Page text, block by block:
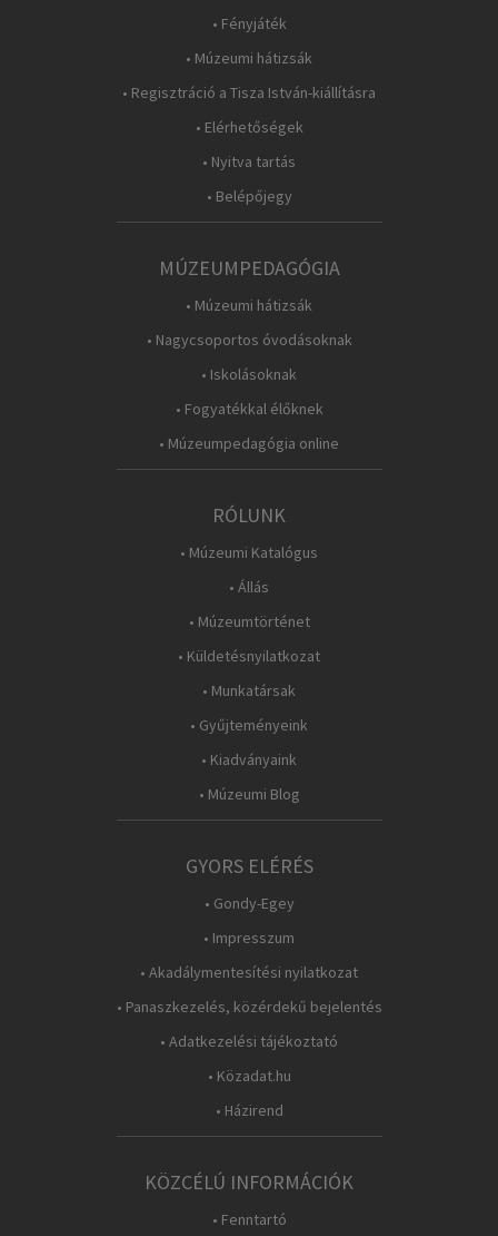
• Fényjáték
• Múzeumi hátizsák
• Regisztráció a Tisza István-kiállításra
• Elérhetőségek
• Nyitva tartás
• Belépőjegy
MÚZEUMPEDAGÓGIA
• Múzeumi hátizsák
• Nagycsoportos óvodásoknak
• Iskolásoknak
• Fogyatékkal élőknek
• Múzeumpedagógia online
RÓLUNK
• Múzeumi Katalógus
• Állás
• Múzeumtörténet
• Küldetésnyilatkozat
• Munkatársak
• Gyűjteményeink
• Kiadványaink
• Múzeumi Blog
GYORS ELÉRÉS
• Gondy-Egey
• Impresszum
• Akadálymentesítési nyilatkozat
• Panaszkezelés, közérdekű bejelentés
• Adatkezelési tájékoztató
• Közadat.hu
• Házirend
KÖZCÉLÚ INFORMÁCIÓK
• Fenntartó